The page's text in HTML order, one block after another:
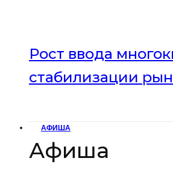
Рост ввода
стабилизации
АФИША
Афиша